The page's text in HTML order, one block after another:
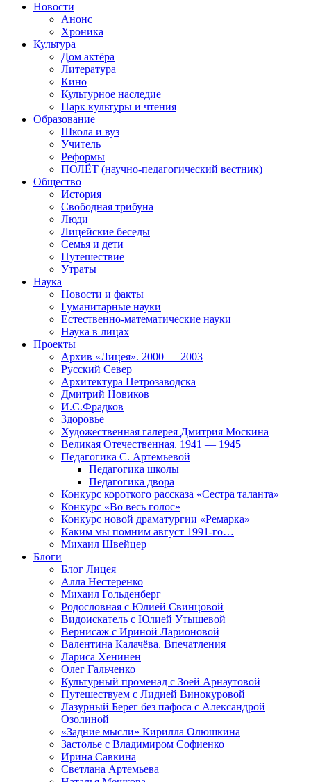
Новости
Анонс
Хроника
Культура
Дом актёра
Литература
Кино
Культурное наследие
Парк культуры и чтения
Образование
Школа и вуз
Учитель
Реформы
ПОЛЁТ (научно-педагогический вестник)
Общество
История
Свободная трибуна
Люди
Лицейские беседы
Семья и дети
Путешествие
Утраты
Наука
Новости и факты
Гуманитарные науки
Естественно-математические науки
Наука в лицах
Проекты
Архив «Лицея». 2000 — 2003
Русский Север
Архитектура Петрозаводска
Дмитрий Новиков
И.С.Фрадков
Здоровье
Художественная галерея Дмитрия Москина
Великая Отечественная. 1941 — 1945
Педагогика С. Артемьевой
Педагогика школы
Педагогика двора
Конкурс короткого рассказа «Сестра таланта»
Конкурс «Во весь голос»
Конкурс новой драматургии «Ремарка»
Каким мы помним август 1991-го…
Михаил Швейцер
Блоги
Блог Лицея
Алла Нестеренко
Михаил Гольденберг
Родословная с Юлией Свинцовой
Видоискатель с Юлией Утышевой
Вернисаж с Ириной Ларионовой
Валентина Калачёва. Впечатления
Лариса Хенинен
Олег Гальченко
Культурный променад с Зоей Арнаутовой
Путешествуем с Лидией Винокуровой
Лазурный Берег без пафоса с Александрой
Озолиной
«Задние мысли» Кирилла Олюшкина
Застолье с Владимиром Софиенко
Ирина Савкина
Светлана Артемьева